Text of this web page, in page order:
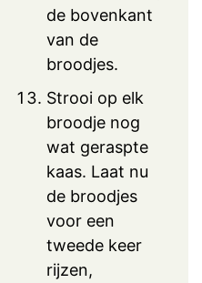
de bovenkant
van de
broodjes.
Strooi op elk
broodje nog
wat geraspte
kaas. Laat nu
de broodjes
voor een
tweede keer
rijzen,